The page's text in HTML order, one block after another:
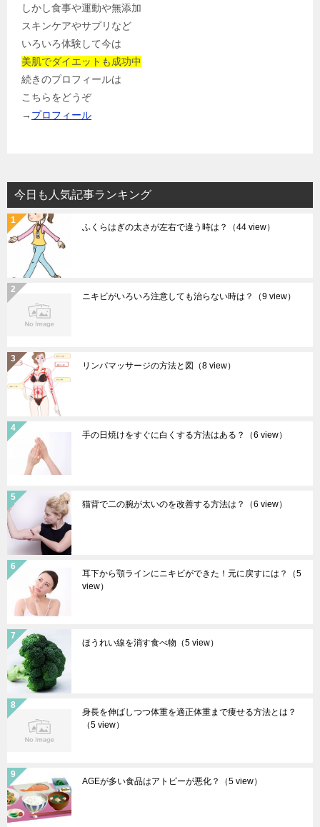
しかし食事や運動や無添加
スキンケアやサプリなど
いろいろ体験して今は
美肌でダイエットも成功中
続きのプロフィールは
こちらをどうぞ
→ プロフィール
今日も人気記事ランキング
ふくらはぎの太さが左右で違う時は？ （44 view）
ニキビがいろいろ注意しても治らない時は？ （9 view）
リンパマッサージの方法と図 （8 view）
手の日焼けをすぐに白くする方法はある？ （6 view）
猫背で二の腕が太いのを改善する方法は？ （6 view）
耳下から顎ラインにニキビができた！元に戻すには？
（5
view）
ほうれい線を消す食べ物 （5 view）
身長を伸ばしつつ体重を適正体重まで痩せる方法とは？
（5 view）
AGEが多い食品はアトピーが悪化？ （5 view）